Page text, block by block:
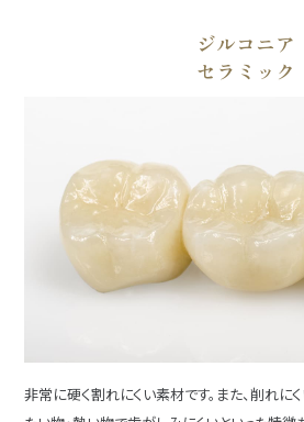
ジルコニア
セラミック
非常に硬く割れにくい素材です。また、削れに